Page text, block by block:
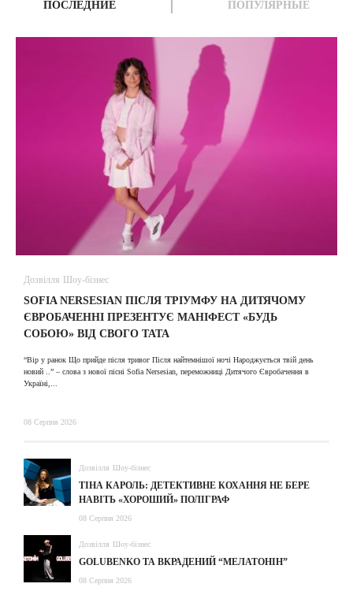
ПОСЛЕДНИЕ ПОПУЛЯРНЫЕ
Дозвілля Шоу-бізнес
SOFIA NERSESIAN ПІСЛЯ ТРІУМФУ НА ДИТЯЧОМУ
ЄВРОБАЧЕННІ ПРЕЗЕНТУЄ МАНІФЕСТ «БУДЬ
СОБОЮ» ВІД СВОГО ТАТА
“Вір у ранок Що прийде після тривог Після найтемнішої ночі Народжується твій день
новий ..” – слова з нової пісні Sofia Nersesian, переможниці Дитячого Євробачення в
Україні,...
08 Серпня 2026
Дозвілля Шоу-бізнес
ТІНА КАРОЛЬ: ДЕТЕКТИВНЕ КОХАННЯ НЕ БЕРЕ
НАВІТЬ «ХОРОШИЙ» ПОЛІГРАФ
08 Серпня 2026
Дозвілля Шоу-бізнес
GOLUBENKO ТА ВКРАДЕНИЙ “МЕЛАТОНІН”
08 Серпня 2026